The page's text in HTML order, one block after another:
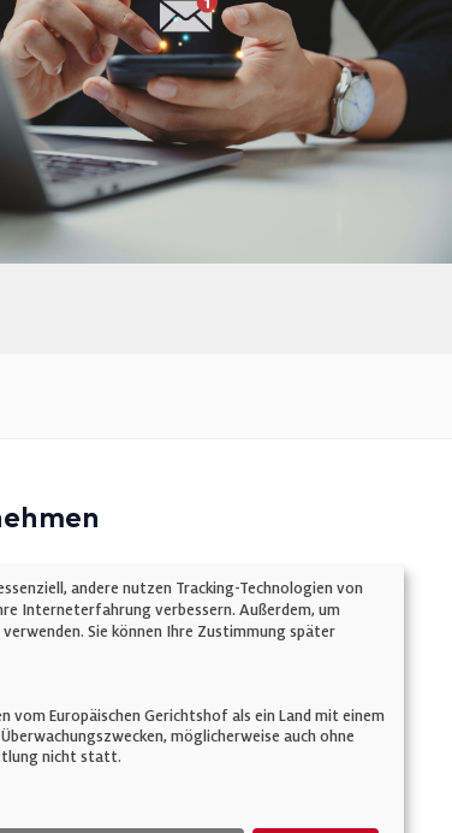
andere nutzen Tracking-Technologien von
Interneterfahrung verbessern. Außerdem, um
Sie können Ihre Zustimmung später
vom Europäischen Gerichtshof als ein Land mit einem
möglicherweise auch ohne
nicht statt.